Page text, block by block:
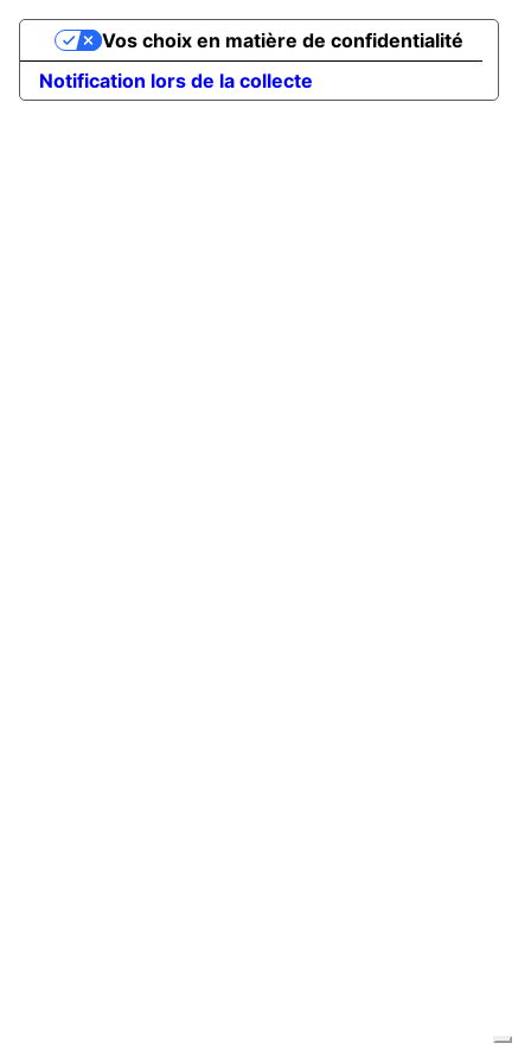
Notification lors de la collecte
Vos choix en matière de confidentialité